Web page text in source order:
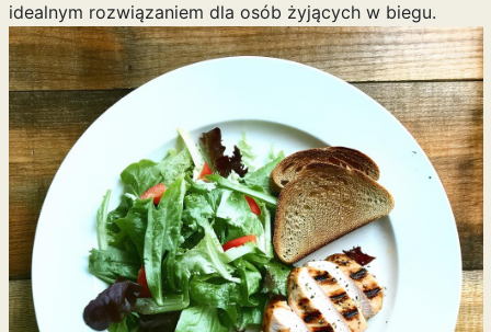
idealnym rozwiązaniem dla osób żyjących w biegu.